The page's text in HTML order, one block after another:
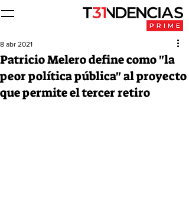
Patricio Melero define como "la
peor política pública" al proyecto
que permite el tercer retiro
8 abr 2021